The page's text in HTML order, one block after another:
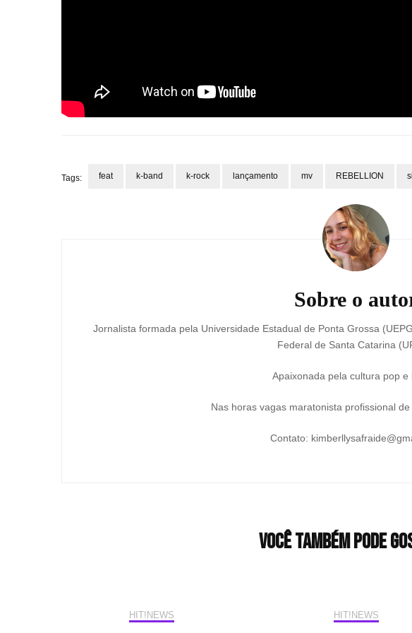
Tags: feat k-band k-rock lançamento mv REBELLION
Sobre o
Jornalista formada pela Universidade Estadual de Ponta Grossa
Federal de Santa Catarina
Apaixonada pela cultura pop e
Nas horas vagas maratonista profissional
Contato:
Você também pode
HIT!NEWS HIT!NEWS